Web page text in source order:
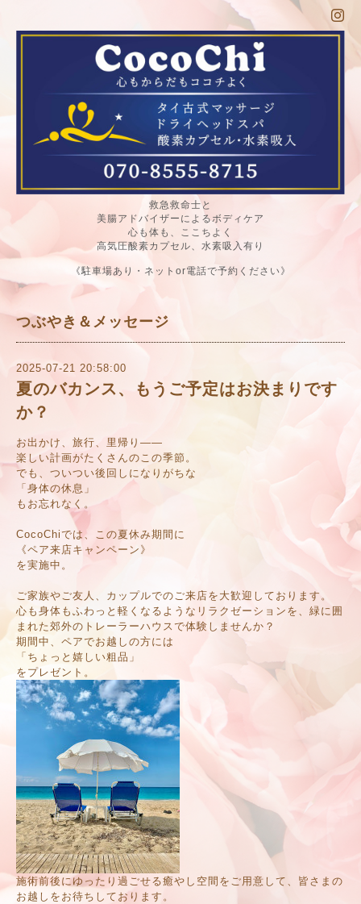
救急救命士と
美腸アドバイザーによるボディケア
心も体も、ここちよく
高気圧酸素カプセル、水素吸入有り
《駐車場あり・ネットor電話で予約ください》
つぶやき＆メッセージ
2025-07-21 20:58:00
夏のバカンス、もうご予定はお決まりです
か？
お出かけ、旅行、里帰り――
楽しい計画がたくさんのこの季節。
でも、ついつい後回しになりがちな
「身体の休息」
もお忘れなく。
CocoChiでは、この夏休み期間に
《ペア来店キャンペーン》
を実施中。
ご家族やご友人、カップルでのご来店を大歓迎しております。
心も身体もふわっと軽くなるようなリラクゼーションを、緑に囲
まれた郊外のトレーラーハウスで体験しませんか？
期間中、ペアでお越しの方には
「ちょっと嬉しい粗品」
をプレゼント。
施術前後にゆったり過ごせる癒やし空間をご用意して、皆さまの
お越しをお待ちしております。